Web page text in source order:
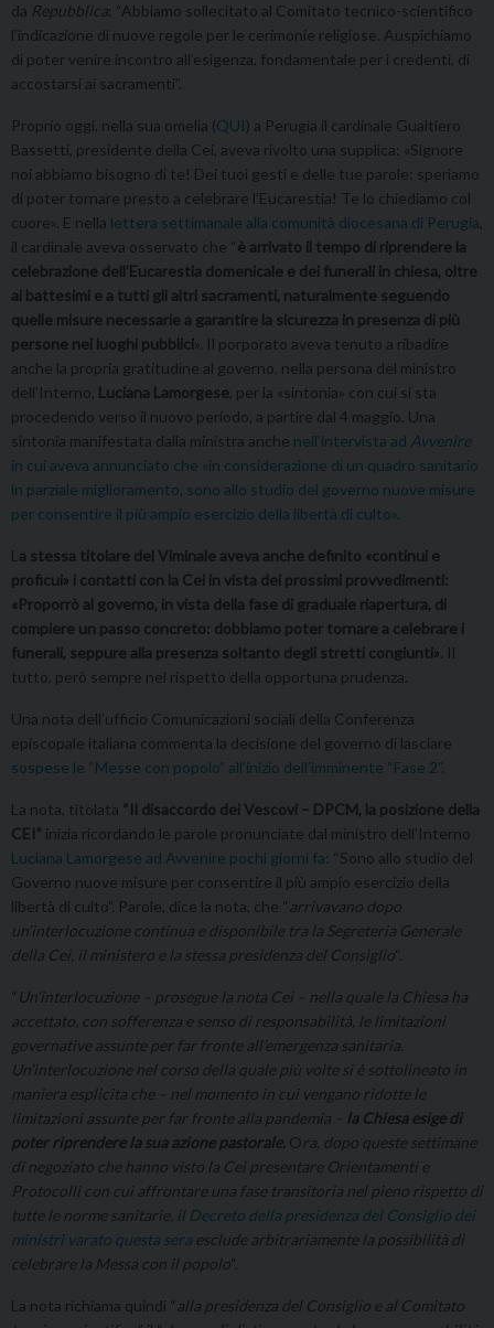
da Repubblica: “Abbiamo sollecitato al Comitato tecnico-scientifico
l’indicazione di nuove regole per le cerimonie religiose. Auspichiamo
di poter venire incontro all’esigenza, fondamentale per i credenti, di
accostarsi ai sacramenti”.
Proprio oggi, nella sua omelia (QUI) a Perugia il cardinale Gualtiero
Bassetti, presidente della Cei, aveva rivolto una supplica: «Signore
noi abbiamo bisogno di te! Dei tuoi gesti e delle tue parole: speriamo
di poter tornare presto a celebrare l’Eucarestia! Te lo chiediamo col
cuore». E nella lettera settimanale alla comunità diocesana di Perugia
il cardinale aveva osservato che “è arrivato il tempo di riprendere la
celebrazione dell’Eucarestia domenicale e dei funerali in chiesa, oltre
ai battesimi e a tutti gli altri sacramenti, naturalmente seguendo
quelle misure necessarie a garantire la sicurezza in presenza di più
persone nei luoghi pubblici». Il porporato aveva tenuto a ribadire
anche la propria gratitudine al governo, nella persona del ministro
dell’Interno, Luciana Lamorgese , per la «sintonia» con cui si sta
procedendo verso il nuovo periodo, a partire dal 4 maggio. Una
sintonia manifestata dalla ministra anche nell’intervista ad Avvenire
in cui aveva annunciato che «in considerazione di un quadro sanitario
in parziale miglioramento, sono allo studio del governo nuove misure
per consentire il più ampio esercizio della libertà di culto».
L a stessa titolare del Viminale aveva anche definito «continui e
proficui» i contatti con la Cei in vista dei prossimi provvedimenti:
«Proporrò al governo, in vista della fase di graduale riapertura, di
compiere un passo concreto: dobbiamo poter tornare a celebrare i
funerali, seppure alla presenza soltanto degli stretti congiunti» . Il
tutto, però sempre nel rispetto della opportuna prudenza.
Una nota dell’ufficio Comunicazioni sociali della Conferenza
episcopale italiana commenta la decisione del governo di lasciare
sospese le “Messe con popolo” all’inizio dell’imminente “Fase 2”.
La nota, titolata “Il disaccordo dei Vescovi – DPCM, la posizione della
CEI” inizia ricordando le parole pronunciate dal ministro dell’Interno
Luciana Lamorgese ad Avvenire pochi giorni fa: “Sono allo studio del
Governo nuove misure per consentire il più ampio esercizio della
libertà di culto”. Parole, dice la nota, che “arrivavano dopo
un’interlocuzione continua e disponibile tra la Segreteria Generale
della Cei, il ministero e la stessa presidenza del Consiglio“.
“ Un’interlocuzione – prosegue la nota Cei – nella quale la Chiesa ha
accettato, con sofferenza e senso di responsabilità, le limitazioni
governative assunte per far fronte all’emergenza sanitaria.
Un’interlocuzione nel corso della quale più volte si è sottolineato in
maniera esplicita che – nel momento in cui vengano ridotte le
limitazioni assunte per far fronte alla pandemia –
la Chiesa esige di
poter riprendere la sua azione pastorale. Ora, dopo queste settimane
di negoziato che hanno visto la Cei presentare Orientamenti e
Protocolli con cui affrontare una fase transitoria nel pieno rispetto di
tutte le norme sanitarie, il Decreto della presidenza del Consiglio dei
ministri varato questa sera esclude arbitrariamente la possibilità di
celebrare la Messa con il popolo“.
La nota richiama quindi “alla presidenza del Consiglio e al Comitato